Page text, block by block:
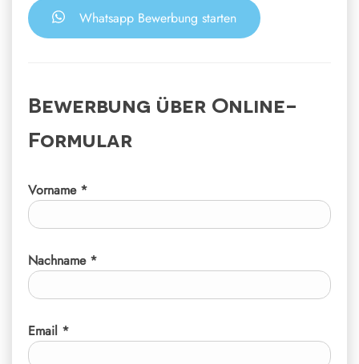
Whatsapp Bewerbung starten
Bewerbung über Online-
Formular
Vorname *
Nachname *
Email *